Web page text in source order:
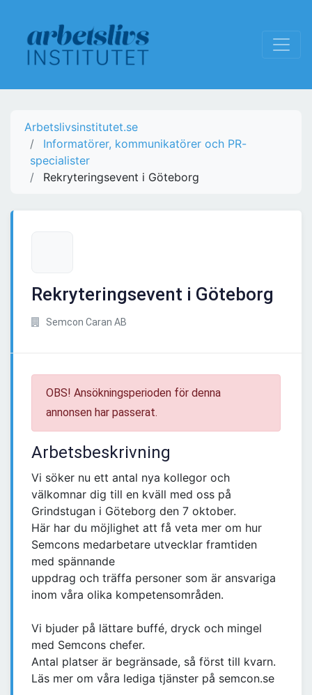
Arbetslivsinstitutet.se
Informatörer, kommunikatörer och PR-
specialister
Rekryteringsevent i Göteborg
Rekryteringsevent i Göteborg
Semcon Caran AB
OBS! Ansökningsperioden för denna
annonsen har passerat.
Arbetsbeskrivning
Vi söker nu ett antal nya kollegor och
välkomnar dig till en kväll med oss på
Grindstugan i Göteborg den 7 oktober.
Här har du möjlighet att få veta mer om hur
Semcons medarbetare utvecklar framtiden
med spännande
uppdrag och träffa personer som är ansvariga
inom våra olika kompetensområden.
Vi bjuder på lättare buffé, dryck och mingel
med Semcons chefer.
Antal platser är begränsade, så först till kvarn.
Läs mer om våra lediga tjänster på semcon.se